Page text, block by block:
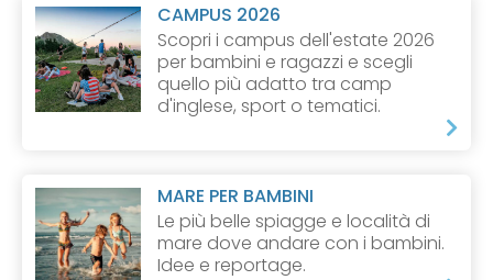
CAMPUS 2026
Scopri i campus dell'estate 2026
per bambini e ragazzi e scegli
quello più adatto tra camp
d'inglese, sport o tematici.
MARE PER BAMBINI
Le più belle spiagge e località di
mare dove andare con i bambini.
Idee e reportage.